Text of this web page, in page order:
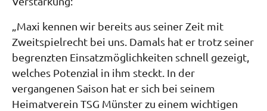
„Maxi kennen wir bereits aus seiner Zeit mit
Zweitspielrecht bei uns. Damals hat er trotz seiner
begrenzten Einsatzmöglichkeiten schnell gezeigt,
welches Potenzial in ihm steckt. In der
vergangenen Saison hat er sich bei seinem
Heimatverein TSG Münster zu einem wichtigen